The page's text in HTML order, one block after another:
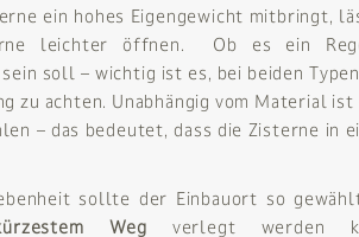
ein hohes Eigengewicht mitbringt,
leichter öffnen. Ob es ein
soll – wichtig ist es, bei beiden
zu achten. Unabhängig vom Material
– das bedeutet, dass die Zisterne in
sollte der Einbauort so
Weg verlegt werden